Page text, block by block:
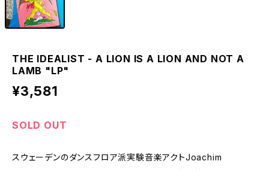
THE IDEALIST - A LION IS A LION AND NOT A
LAMB "LP"
¥3,581
SOLD OUT
スウェーデンのダンスフロア派実験音楽アクトJoachim